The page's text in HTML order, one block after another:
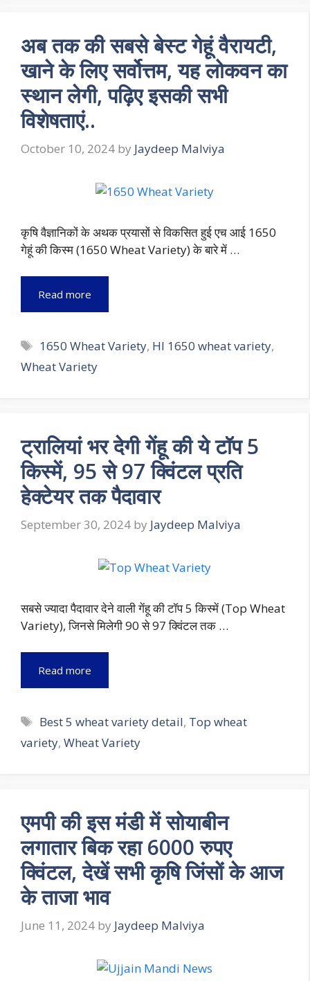
अब तक की सबसे बेस्ट गेहूं वैरायटी,
खाने के लिए सर्वोत्तम, यह लोकवन का
स्थान लेगी, पढ़िए इसकी सभी
विशेषताएं..
October 10, 2024 by Jaydeep Malviya
कृषि वैज्ञानिकों के अथक प्रयासों से विकसित हुई एच आई 1650
गेहूं की किस्म (1650 Wheat Variety) के बारे में …
Read more
Tags
1650 Wheat Variety, HI 1650 wheat variety,
Wheat Variety
ट्रालियां भर देगी गेंहू की ये टॉप 5
किस्में, 95 से 97 क्विंटल प्रति
हेक्टेयर तक पैदावार
September 30, 2024 by Jaydeep Malviya
सबसे ज्यादा पैदावार देने वाली गेंहू की टॉप 5 किस्में (Top Wheat
Variety), जिनसे मिलेगी 90 से 97 क्विंटल तक …
Read more
Tags
Best 5 wheat variety detail, Top wheat
variety, Wheat Variety
एमपी की इस मंडी में सोयाबीन
लगातार बिक रहा 6000 रुपए
क्विंटल, देखें सभी कृषि जिंसों के आज
के ताजा भाव
June 11, 2024 by Jaydeep Malviya